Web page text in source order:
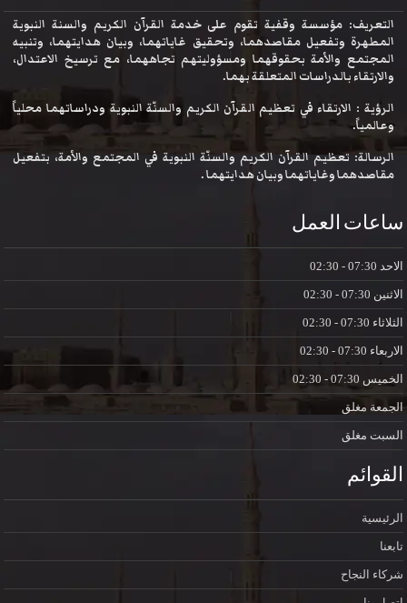
التعريف: مؤسسة وقفية تقوم على خدمة القرآن الكريم والسنة النبوية
المطهرة وتفعيل مقاصدهما، وتحقيق غاياتهما، وبيان هدايتهما، وتنبيه
المجتمع والأمة بحقوقهما ومسؤوليتهم تجاههما، مع ترسيخ الاعتدال،
والارتقاء بالدراسات المتعلقة بهما.
الرؤية : الارتقاء في تعظيم القرآن الكريم والسنّة النبوية ودراساتهما محلياً
وعالمياً.
الرسالة: تعظيم القرآن الكريم والسنّة النبوية في المجتمع والأمة، بتفعيل
مقاصدهما وغاياتهما وبيان هدايتهما .
ساعات العمل
الاحد
الاثنين
الثلاثاء
الاربعاء
الخميس
الجمعة مغلق
السبت مغلق
القوائم
الرئيسية
تابعنا
شركاء النجاح